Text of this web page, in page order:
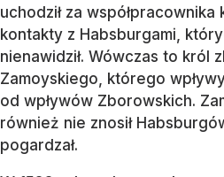
uchodził za współpracownika
kontakty z Habsburgami,
nienawidził. Wówczas to król
Zamoyskiego, którego
od wpływów Zborowskich.
również nie znosił
pogardzał.